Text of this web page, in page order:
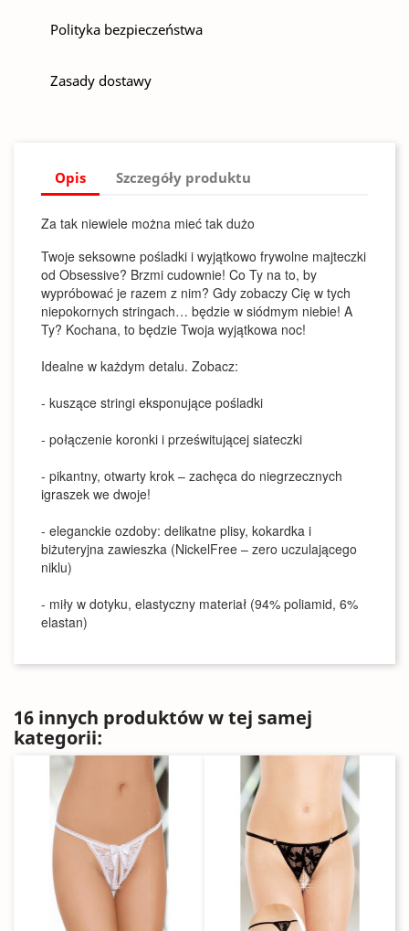
Polityka bezpieczeństwa
Zasady dostawy
Opis Szczegóły produktu
Za tak niewiele można mieć tak dużo
Twoje seksowne pośladki i wyjątkowo frywolne majteczki
od Obsessive? Brzmi cudownie! Co Ty na to, by
wypróbować je razem z nim? Gdy zobaczy Cię w tych
niepokornych stringach… będzie w siódmym niebie! A
Ty? Kochana, to będzie Twoja wyjątkowa noc!
Idealne w każdym detalu. Zobacz:
- kuszące stringi eksponujące pośladki
- połączenie koronki i prześwitującej siateczki
- pikantny, otwarty krok – zachęca do niegrzecznych
igraszek we dwoje!
- eleganckie ozdoby: delikatne plisy, kokardka i
biżuteryjna zawieszka (NickelFree – zero uczulającego
niklu)
- miły w dotyku, elastyczny materiał (94% poliamid, 6%
elastan)
16 innych produktów w tej samej
kategorii: